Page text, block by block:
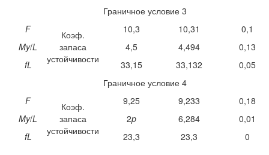
Граничное условие 3
F
Коэф.
запаса
устойчивости
10,3 10,31
0,1
My/L 4,5 4,494
0,13
fL
33,15 33,132
0,05
Граничное условие 4
F
Коэф.
запаса
устойчивости
9,25 9,233
0,18
My/L 2p 6,284
0,01
fL
23,3 23,3 0